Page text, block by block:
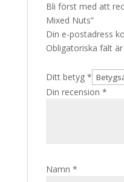
Bli först med att
Mixed Nuts”
Din e-postadress
Obligatoriska fält
Ditt betyg *
Din recension *
Namn *